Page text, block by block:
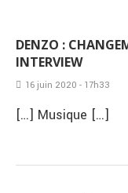
DENZO :
INTERVIEW
16 juin 2020 - 17h33
[…] Musique […]